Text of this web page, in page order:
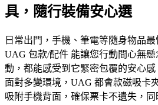
具，隨行裝備安心選
日常出門，手機、筆電等隨身物品
UAG 包款/配件 能讓您行動間心無
動，都能感受到它緊密包覆的安心感
面對多變環境，UAG 都會款磁吸卡
吸附手機背面，確保票卡不遺失，